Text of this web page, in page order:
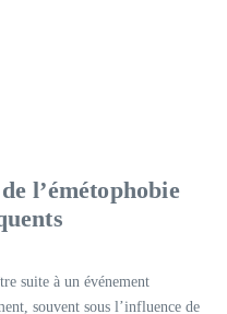
l’émétophobie
suite à un événement
souvent sous l’influence de